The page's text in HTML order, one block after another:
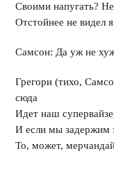
Своими напугать?
Отстойнее не видел
Самсон: Да уж не
Грегори (тихо,
сюда
Идет наш
И если мы задержим
То, может,